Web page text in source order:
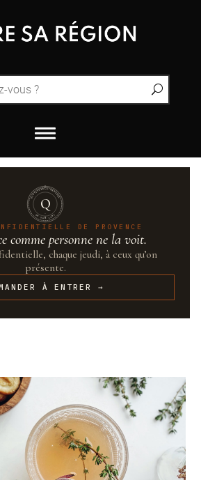
QUINTESSENCE·PROVENCE
UN·SUR·CENT
Q
DE PROVENCE
comme personne ne la voit.
chaque jeudi, à ceux qu’on
présente.
À ENTRER →